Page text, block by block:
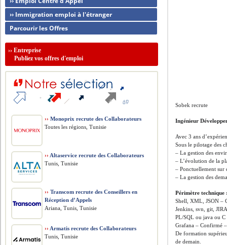
Sobek recrute
Ingénieur
Avec 3 ans
Sous le pilotage des
– La gestion des
– L’évolution de la
– Ponctuellement sur
– La gestion des
Périmètre technique
Shell, XML, JSON –
Jenkins, svn, git,
PL/SQL ou java ou
Grafana – Confirmé
De formation
de demain.
›› Immigration emploi à l'étranger
Parcourir les Offres
››Entreprise
Publiez vos offres d'emploi
›› Monoprix recrute des Collaborateurs
Toutes les régions, Tunisie
›› Altaservice recrute des Collaborateurs
Tunis, Tunisie
›› Transcom recrute des Conseillers en
Réception d’Appels
Ariana, Tunis, Tunisie
›› Armatis recrute des Collaborateurs
Tunis, Tunisie